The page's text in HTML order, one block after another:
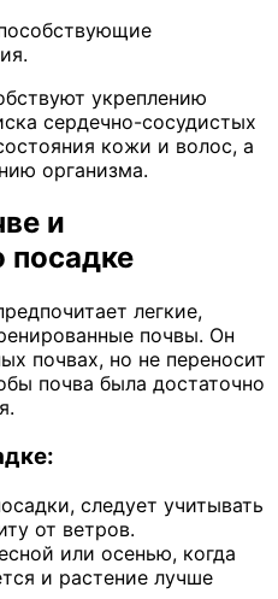
укреплению
сердечно-сосудистых
кожи и волос, а
организма.
и
посадке
легкие,
почвы. Он
почвах, но не переносит
почва была достаточно
следует учитывать
от ветров.
или осенью, когда
и растение лучше